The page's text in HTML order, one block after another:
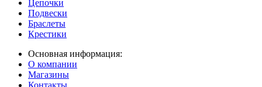
Цепочки
Подвески
Браслеты
Крестики
Основная информация:
О компании
Магазины